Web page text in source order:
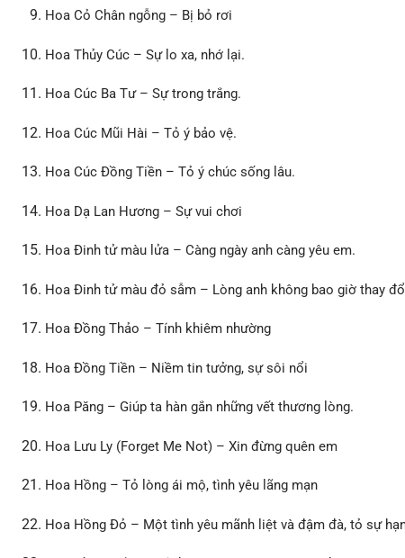
Hoa Cỏ Chân ngỗng – Bị bỏ rơi
Hoa Thủy Cúc – Sự lo xa, nhớ lại.
Hoa Cúc Ba Tư – Sự trong trắng.
Hoa Cúc Mũi Hài – Tỏ ý bảo vệ.
Hoa Cúc Đồng Tiền – Tỏ ý chúc sống lâu.
Hoa Dạ Lan Hương – Sự vui chơi
Hoa Ðinh tử màu lửa – Càng ngày anh càng yêu em.
Hoa Ðinh tử màu đỏ sẫm – Lòng anh không bao giờ thay
Hoa Đồng Thảo – Tính khiêm nhường
Hoa Đồng Tiền – Niềm tin tưởng, sự sôi nổi
Hoa Păng – Giúp ta hàn gắn những vết thương lòng.
Hoa Lưu Ly (Forget Me Not) – Xin đừng quên em
Hoa Hồng – Tỏ lòng ái mộ, tình yêu lãng mạn
Hoa Hồng Đỏ – Một tình yêu mãnh liệt và đậm đà, tỏ sự